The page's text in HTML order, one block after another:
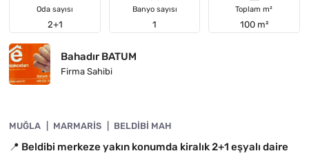
Oda sayısı
2+1
Banyo sayısı
1
Toplam m²
100 m²
Bahadır BATUM
Firma Sahibi
ÖNE ÇIKAN
MUĞLA MARMARIS BELDIBI MAH
📍 Beldibi merkeze yakın konumda kiralık 2+1 eşyalı daire